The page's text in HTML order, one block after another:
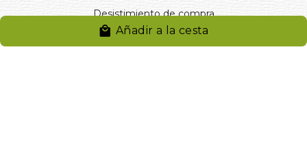
Añadir a la cesta
Desistimiento de compra
Reclamaciones